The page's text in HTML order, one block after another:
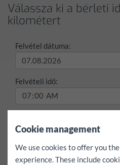
Válassza ki a bérleti
kilométert
Felvétel dátuma:
Felvételi idő:
Visszatérési idő:
Cookie management
We use cookies to offer you
experience. These include